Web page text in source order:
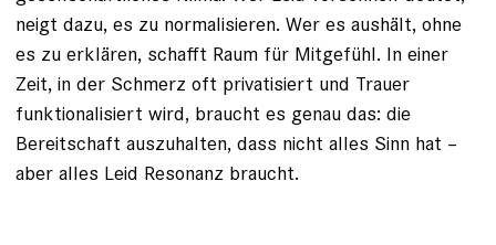
neigt dazu, es zu normalisieren. Wer es aushält, ohne
es zu erklären, schafft Raum für Mitgefühl. In einer
Zeit, in der Schmerz oft privatisiert und Trauer
funktionalisiert wird, braucht es genau das: die
Bereitschaft auszuhalten, dass nicht alles Sinn hat –
aber alles Leid Resonanz braucht.